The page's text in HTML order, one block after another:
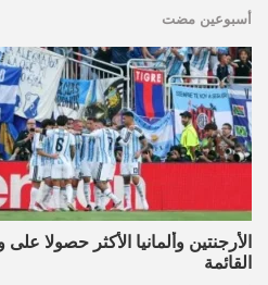
أسبوعين مضت
الأرجنتين وألمانيا الأكثر حصولا
القائمة